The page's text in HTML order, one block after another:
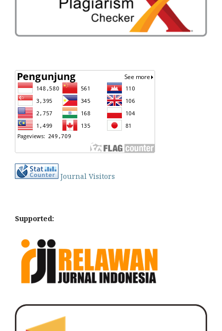
Journal Visitors
Supported: